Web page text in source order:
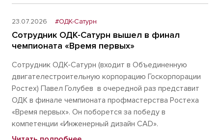
23.07.2026 #ОДК-Сатурн
Сотрудник ОДК-Сатурн вышел в финал
чемпионата «Время первых»
Сотрудник ОДК-Сатурн (входит в Объединенную
двигателестроительную корпорацию Госкорпорации
Ростех) Павел Голубев в очередной раз представит
ОДК в финале чемпионата профмастерства Ростеха
«Время первых». Он поборется за победу в
компетенции «Инженерный дизайн CAD».